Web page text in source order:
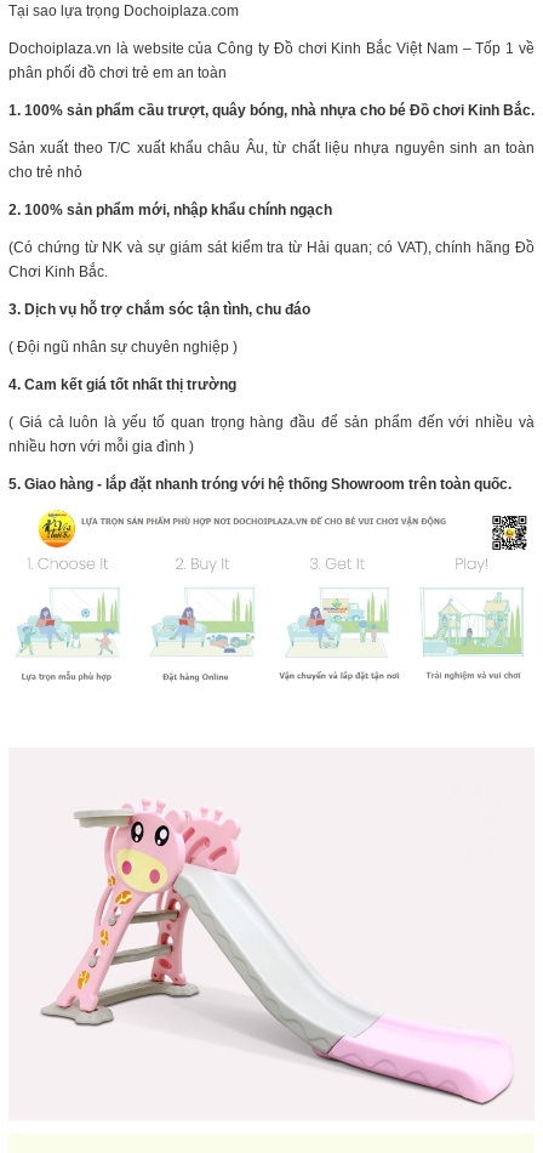
Tại sao lựa trọng Dochoiplaza.com
Dochoiplaza.vn là website của Công ty Đồ chơi Kinh Bắc Việt Nam – Tốp 1 về
phân phối đồ chơi trẻ em an toàn
1. 100% sản phẩm cầu trượt, quây bóng, nhà nhựa cho bé Đồ chơi Kinh Bắc.
Sản xuất theo T/C xuất khẩu châu Âu, từ chất liệu nhựa nguyên sinh an toàn
cho trẻ nhỏ
2. 100% sản phẩm mới, nhập khẩu chính ngạch
(Có chứng từ NK và sự giám sát kiểm tra từ Hải quan; có VAT), chính hãng Đồ
Chơi Kinh Bắc.
3. Dịch vụ hỗ trợ chắm sóc tận tình, chu đáo
( Đội ngũ nhân sự chuyên nghiệp )
4. Cam kết giá tốt nhất thị trường
( Giá cả luôn là yếu tố quan trọng hàng đầu để sản phẩm đến với nhiều và
nhiều hơn với mỗi gia đình )
5. Giao hàng - lắp đặt nhanh tróng với hệ thống Showroom trên toàn quốc.